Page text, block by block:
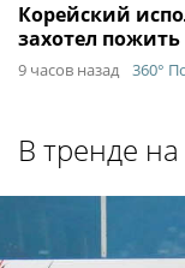
Корейский
захотел
9 часов назад 360°
В тренде